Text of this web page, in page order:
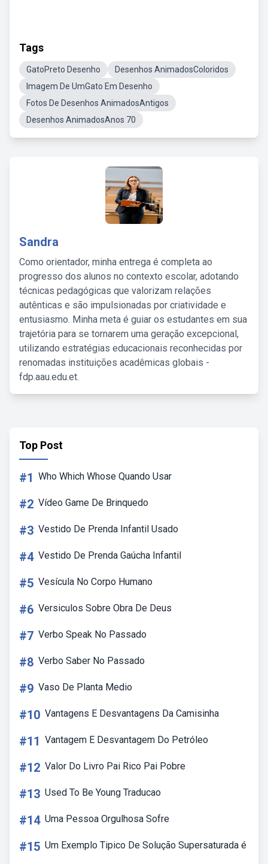
Tags
GatoPreto Desenho
Desenhos AnimadosColoridos
Imagem De UmGato Em Desenho
Fotos De Desenhos AnimadosAntigos
Desenhos AnimadosAnos 70
Sandra
Como orientador, minha entrega é completa ao
progresso dos alunos no contexto escolar, adotando
técnicas pedagógicas que valorizam relações
autênticas e são impulsionadas por criatividade e
entusiasmo. Minha meta é guiar os estudantes em sua
trajetória para se tornarem uma geração excepcional,
utilizando estratégias educacionais reconhecidas por
renomadas instituições acadêmicas globais -
fdp.aau.edu.et.
Top Post
#1 Who Which Whose Quando Usar
#2 Vídeo Game De Brinquedo
#3 Vestido De Prenda Infantil Usado
#4 Vestido De Prenda Gaúcha Infantil
#5 Vesícula No Corpo Humano
#6 Versiculos Sobre Obra De Deus
#7 Verbo Speak No Passado
#8 Verbo Saber No Passado
#9 Vaso De Planta Medio
#10 Vantagens E Desvantagens Da Camisinha
#11 Vantagem E Desvantagem Do Petróleo
#12 Valor Do Livro Pai Rico Pai Pobre
#13 Used To Be Young Traducao
#14 Uma Pessoa Orgulhosa Sofre
#15 Um Exemplo Tipico De Solução Supersaturada é